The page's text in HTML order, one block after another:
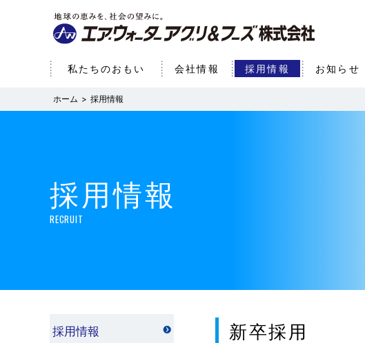
採用情報
採用情報
RECRUIT
採用情報 新卒採用
私たちのおもい 会社情報 採用情報 お知らせ